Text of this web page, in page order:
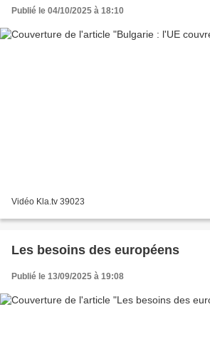
Publié le 04/10/2025 à 18:10
Vidéo Kla.tv 39023
Les besoins des européens
Publié le 13/09/2025 à 19:08